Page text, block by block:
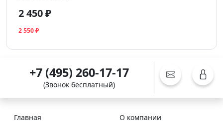
2 450 ₽
2 550 ₽
+7 (495) 260-17-17
(Звонок бесплатный)
Главная
О компании